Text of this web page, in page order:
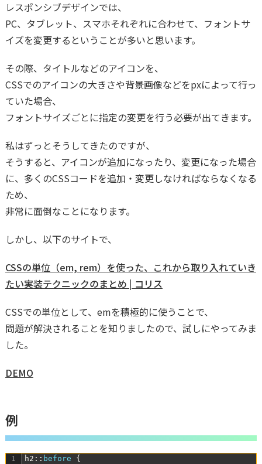
レスポンシブデザインでは、
PC、タブレット、スマホそれぞれに合わせて、フォントサ
イズを変更するということが多いと思います。
その際、タイトルなどのアイコンを、
CSSでのアイコンの大きさや背景画像などをpxによって行っ
ていた場合、
フォントサイズごとに指定の変更を行う必要が出てきます。
私はずっとそうしてきたのですが、
そうすると、アイコンが追加になったり、変更になった場合
に、多くのCSSコードを追加・変更しなければならなくなる
ため、
非常に面倒なことになります。
しかし、以下のサイトで、
CSSの単位（em, rem）を使った、これから取り入れていき
たい実装テクニックのまとめ | コリス
CSSでの単位として、emを積極的に使うことで、
問題が解決されることを知りましたので、試しにやってみま
した。
DEMO
例
1
h2 : : before
{